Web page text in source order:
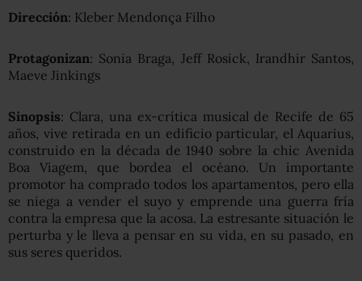
Dirección: Kleber Mendonça Filho
Protagonizan: Sonia Braga, Jeff Rosick, Irandhir Santos,
Maeve Jinkings
Sinopsis: Clara, una ex-crítica musical de Recife de 65
años, vive retirada en un edificio particular, el Aquarius,
construido en la década de 1940 sobre la chic Avenida
Boa Viagem, que bordea el océano. Un importante
promotor ha comprado todos los apartamentos, pero ella
se niega a vender el suyo y emprende una guerra fría
contra la empresa que la acosa. La estresante situación le
perturba y le lleva a pensar en su vida, en su pasado, en
sus seres queridos.